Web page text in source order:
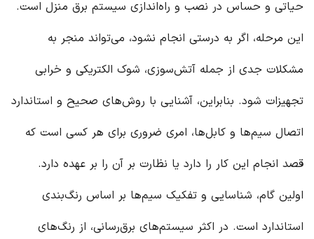
حیاتی و حساس در نصب و راه‌اندازی سیستم برق منزل است.
این مرحله، اگر به درستی انجام نشود، می‌تواند منجر به
مشکلات جدی از جمله آتش‌سوزی، شوک الکتریکی و خرابی
تجهیزات شود. بنابراین، آشنایی با روش‌های صحیح و استاندارد
اتصال سیم‌ها و کابل‌ها، امری ضروری برای هر کسی است که
قصد انجام این کار را دارد یا نظارت بر آن را بر عهده دارد.
اولین گام، شناسایی و تفکیک سیم‌ها بر اساس رنگ‌بندی
استاندارد است. در اکثر سیستم‌های برق‌رسانی، از رنگ‌های